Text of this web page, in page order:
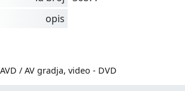
opis
/ AV gradja, video - DVD